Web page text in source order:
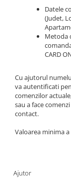
Datele
(Judet,
Metoda
CARD
Cu ajutorul
va autentificati
comenzilor
sau a face
contact.
Valoarea minima
Ajutor